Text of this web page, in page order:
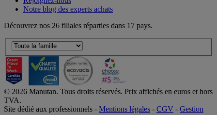
Notre blog des experts achats
Découvrez nos 26 filiales réparties dans 17 pays.
© 2026 Manutan. Tous droits réservés. Prix affichés en euros et hors
TVA.
Site dédié aux professionnels - Mentions légales - CGV - Gestion